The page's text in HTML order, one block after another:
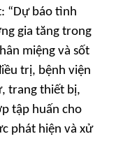
“Dự báo tình
gia tăng trong
miệng và sốt
trị, bệnh viện
trang thiết bị,
tập huấn cho
phát hiện và xử